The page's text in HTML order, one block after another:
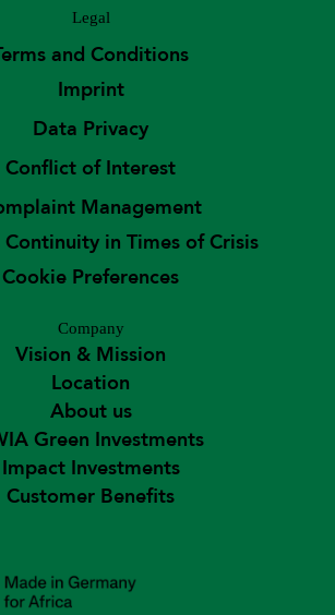
Legal
and Conditions
Imprint
Data Privacy
Conflict of Interest
Management
Continuity in Times of Crisis
Cookie Preferences
Company
Vision & Mission
Location
About us
Green Investments
Impact Investments
Customer Benefits